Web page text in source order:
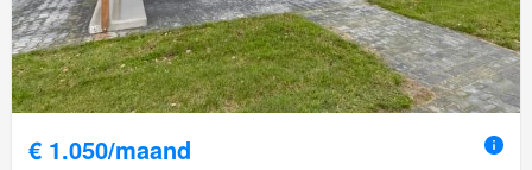
€ 1.050/maand